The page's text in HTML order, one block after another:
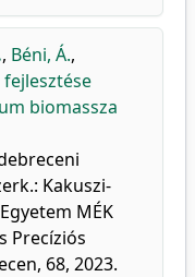
, Béni, Á.,
biomassza
Kakuszi-
MÉK
Precíziós
68, 2023.